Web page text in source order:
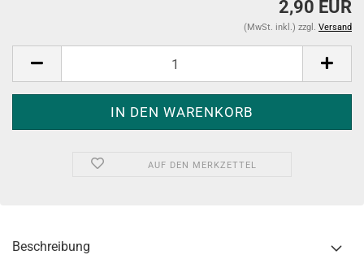
2,90 EUR
(MwSt. inkl.) zzgl. Versand
AUF DEN MERKZETTEL
Beschreibung